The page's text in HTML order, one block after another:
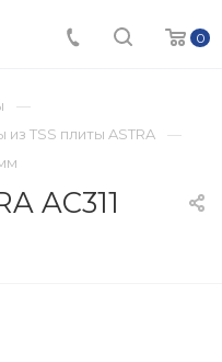
0
TSS плиты ASTRA
AC311